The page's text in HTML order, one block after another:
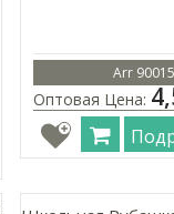
Arr 90015
Оптовая Цена: